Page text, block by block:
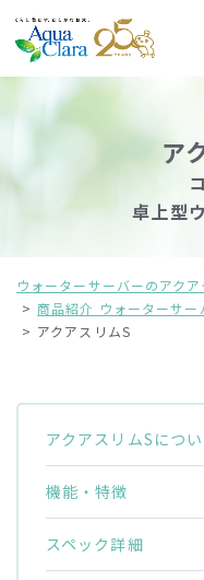
ア
卓上型
ウォーターサーバーのアク
商品紹介 ウォーターサ
アクアスリムS
アクアスリムSについ
機能・特徴
スペック詳細